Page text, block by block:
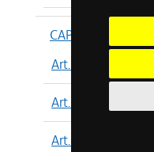
CAPO II
Art. 200
Art. 201
Art. 202